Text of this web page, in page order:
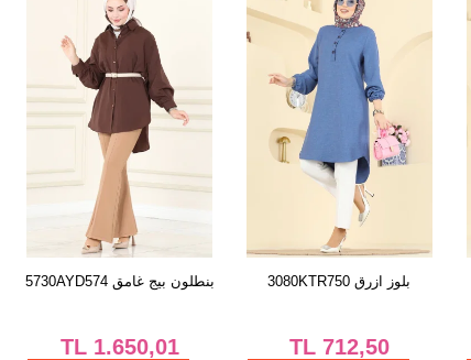
بلوز ازرق 3080KTR750
712,50
TL
بلوز أسود 305OZN1046
550,00
TL